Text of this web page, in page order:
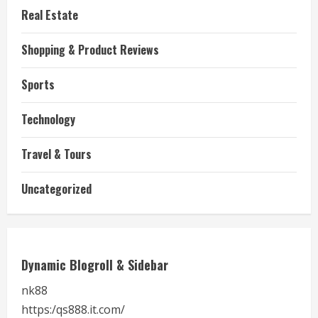
Real Estate
Shopping & Product Reviews
Sports
Technology
Travel & Tours
Uncategorized
Dynamic Blogroll & Sidebar
nk88
https:/qs888.it.com/